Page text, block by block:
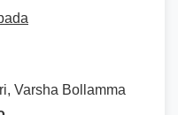
Varsha Bollamma